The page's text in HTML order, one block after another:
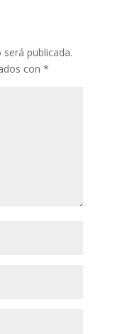
publicada.
con *